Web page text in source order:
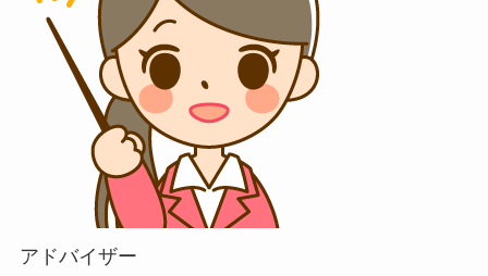
アドバイザー